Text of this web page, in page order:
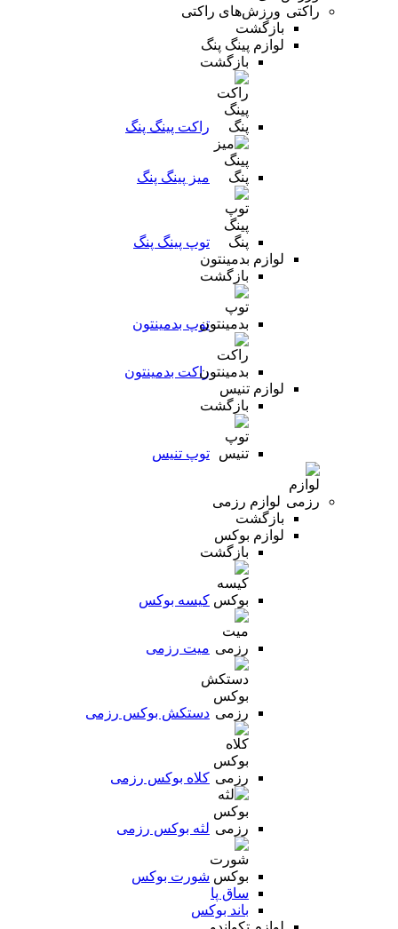
ورزش‌های راکتی
بازگشت
لوازم پینگ پنگ
بازگشت
راکت پینگ پنگ
میز پینگ پنگ
توپ پینگ پنگ
لوازم بدمینتون
بازگشت
توپ بدمینتون
راکت بدمینتون
لوازم تنیس
بازگشت
توپ تنیس
لوازم رزمی
بازگشت
لوازم بوکس
بازگشت
کیسه بوکس
میت رزمی
دستکش بوکس رزمی
کلاه بوکس رزمی
لثه بوکس رزمی
شورت بوکس
ساق پا
باند بوکس